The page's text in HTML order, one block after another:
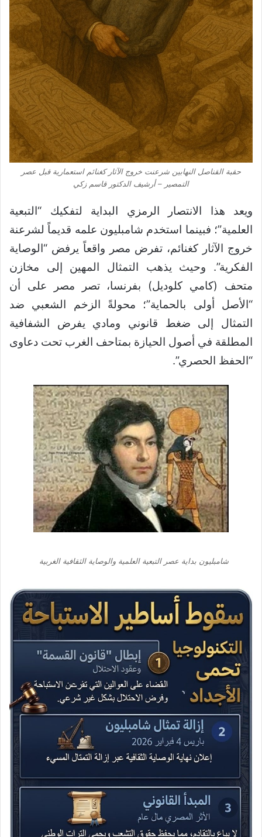
حقبة القناصل النهابين شرعنت خروج الآثار كغنائم استعمارية قبل عصر
التمصير – أرشيف الدكتور قاسم زكي
ويعد هذا الانتصار الرمزي البداية لتفكيك “التبعية
العلمية”؛ فبينما استخدم شامبليون علمه قديماً لشرعنة
خروج الآثار كغنائم، تفرض مصر واقعاً يرفض “الوصاية
الفكرية”. وحيث يذهب التمثال المهين إلى مخازن
متحف (كامي كلوديل) بفرنسا، تصر مصر على أن
“الأصل أولى بالحماية”؛ محولةً الزخم الشعبي ضد
التمثال إلى ضغط قانوني ومادي يفرض الشفافية
المطلقة في أصول الحيازة بمتاحف الغرب تحت دعاوى
“الحفظ الحصري”.
شامبليون بداية عصر التبعية العلمية والوصاية الثقافية الغربية